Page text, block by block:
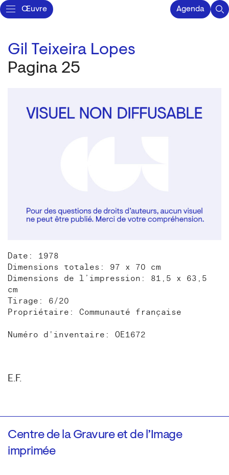
Œuvre Agenda
Gil Teixeira Lopes
Pagina 25
Date: 1978
Dimensions totales: 97 x 70 cm
Dimensions de l’impression: 81,5 x 63,5
cm
Tirage: 6/20
Propriétaire: Communauté française
Numéro d'inventaire: OE1672
E.F.
Centre de la Gravure et de l’Image
imprimée